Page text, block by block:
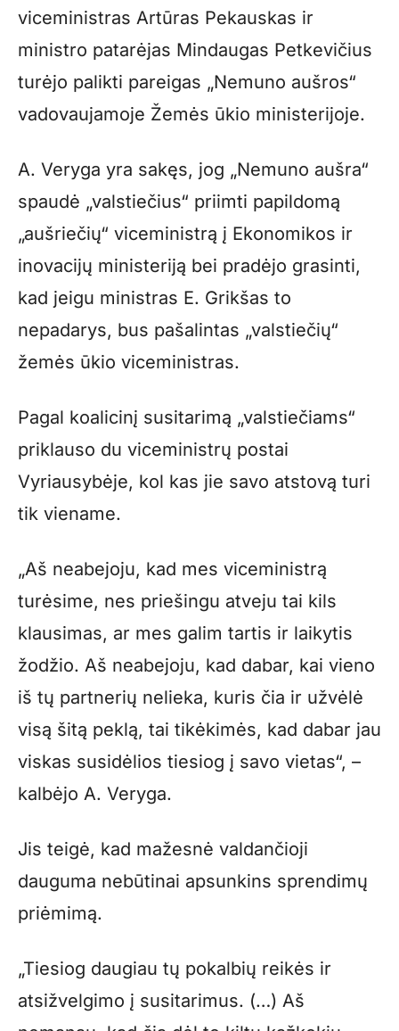
viceministras Artūras Pekauskas ir
ministro patarėjas Mindaugas Petkevičius
turėjo palikti pareigas „Nemuno aušros“
vadovaujamoje Žemės ūkio ministerijoje.
A. Veryga yra sakęs, jog „Nemuno aušra“
spaudė „valstiečius“ priimti papildomą
„aušriečių“ viceministrą į Ekonomikos ir
inovacijų ministeriją bei pradėjo grasinti,
kad jeigu ministras E. Grikšas to
nepadarys, bus pašalintas „valstiečių“
žemės ūkio viceministras.
Pagal koalicinį susitarimą „valstiečiams“
priklauso du viceministrų postai
Vyriausybėje, kol kas jie savo atstovą turi
tik viename.
„Aš neabejoju, kad mes viceministrą
turėsime, nes priešingu atveju tai kils
klausimas, ar mes galim tartis ir laikytis
žodžio. Aš neabejoju, kad dabar, kai vieno
iš tų partnerių nelieka, kuris čia ir užvėlė
visą šitą peklą, tai tikėkimės, kad dabar jau
viskas susidėlios tiesiog į savo vietas“, –
kalbėjo A. Veryga.
Jis teigė, kad mažesnė valdančioji
dauguma nebūtinai apsunkins sprendimų
priėmimą.
„Tiesiog daugiau tų pokalbių reikės ir
atsižvelgimo į susitarimus. (…) Aš